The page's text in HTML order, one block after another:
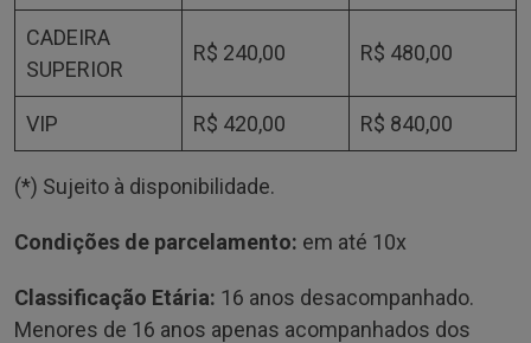
CADEIRA
SUPERIOR
R$ 240,00 R$ 480,00
VIP R$ 420,00 R$ 840,00
(*) Sujeito à disponibilidade.
Condições de parcelamento: em até 10x
Classificação Etária: 16 anos desacompanhado.
Menores de 16 anos apenas acompanhados dos